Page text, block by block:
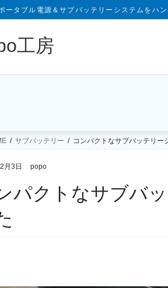
ータブル電源＆サブバッテリーシステムをハ
工房
サブバッテリー コンパクトなサブバッテリー
月3日 popo
パクトなサブバ